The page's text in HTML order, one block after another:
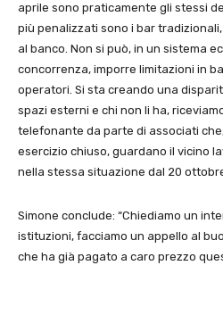
aprile sono praticamente gli stessi
più penalizzati sono i bar
al banco. Non si può, in un sistema
concorrenza, imporre limitazioni in
operatori. Si sta creando una
spazi esterni e chi non li ha,
telefonante da parte di associati
esercizio chiuso, guardano il vicino
nella stessa situazione dal 20
Simone conclude: “Chiediamo un
istituzioni, facciamo un appello al
che ha già pagato a caro prezzo